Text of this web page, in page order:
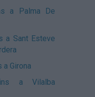
a Palma De
a Sant Esteve
a Girona
a Vilalba